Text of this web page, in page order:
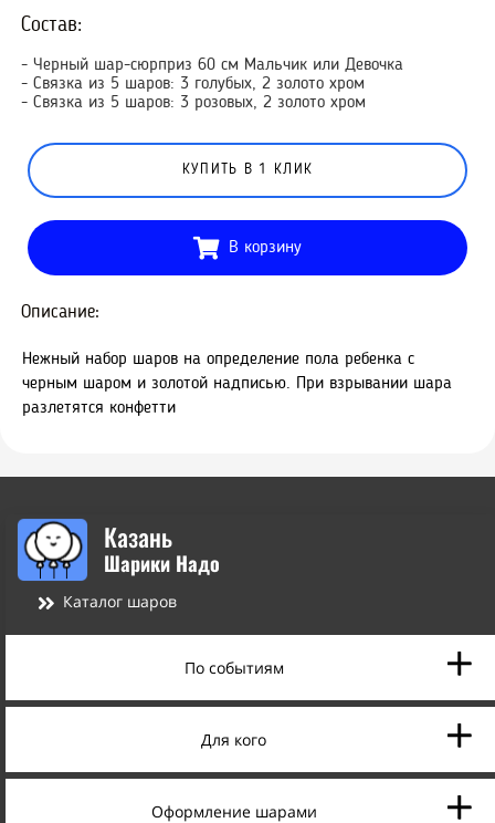
Состав:
- Черный шар-сюрприз 60 см Мальчик или Девочка
- Связка из 5 шаров: 3 голубых, 2 золото хром
- Связка из 5 шаров: 3 розовых, 2 золото хром
КУПИТЬ В 1 КЛИК
В корзину
Описание:
Нежный набор шаров на определение пола ребенка с
черным шаром и золотой надписью. При взрывании шара
разлетятся конфетти
Казань
Шарики Надо
Каталог шаров
По событиям
Для кого
Оформление шарами